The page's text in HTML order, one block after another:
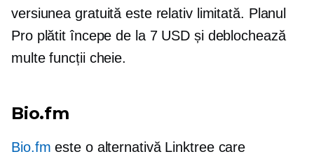
versiunea gratuită este relativ limitată. Planul
Pro plătit începe de la 7 USD și deblochează
multe funcții cheie.
Bio.fm
Bio.fm este o alternativă Linktree care